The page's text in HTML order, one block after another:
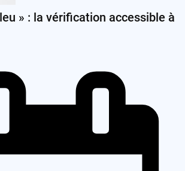
» : la vérification accessible à